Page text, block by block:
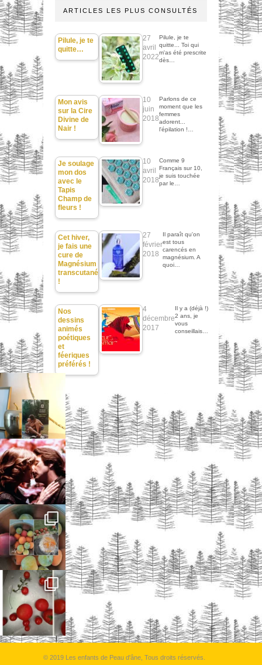
ARTICLES LES PLUS CONSULTÉS
Pilule, je te
quitte…
27
avril
2022
Pilule, je te
quitte... Toi qui
m'as été prescrite
dès…
Mon avis
sur la Cire
Divine de
Nair !
10
juin
2018
Parlons de ce
moment que les
femmes
adorent...
l'épilation !…
Je soulage
mon dos
avec le
Tapis
Champ de
fleurs !
10
avril
2018
Comme 9
Français sur 10,
je suis touchée
par le…
Cet hiver,
je fais une
cure de
Magnésium
transcutané
!
27
février
2018
Il paraît qu'on
est tous
carencés en
magnésium. A
quoi…
Nos
dessins
animés
poétiques
et
féeriques
préférés !
4
décembre
2017
Il y a (déjà !)
2 ans, je
vous
conseillais…
© 2019 Les enfants de Peau d'âne, Tous droits réservés.